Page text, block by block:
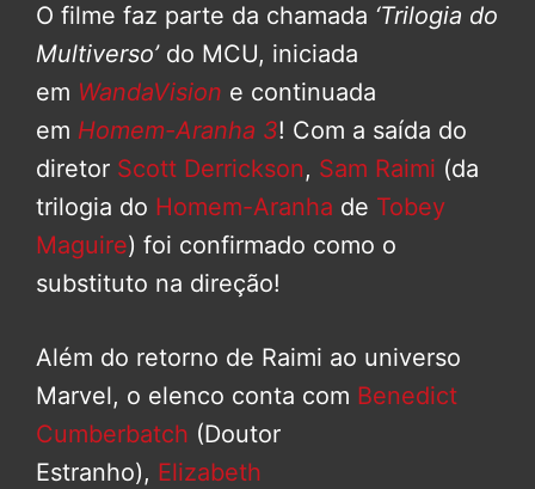
O filme faz parte da chamada ‘Trilogia do
Multiverso’do MCU, iniciada
em WandaVision e continuada
em Homem-Aranha 3! Com a saída do
diretor Scott Derrickson, Sam Raimi (da
trilogia do Homem-Aranha de Tobey
Maguire) foi confirmado como o
substituto na direção!
Além do retorno de Raimi ao universo
Marvel, o elenco conta com Benedict
Cumberbatch (Doutor
Estranho), Elizabeth